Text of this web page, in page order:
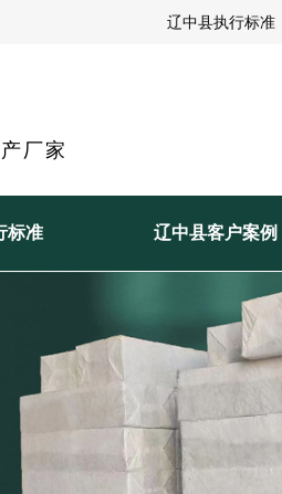
辽中县执行标准
厂家
标准 辽中县客户案例